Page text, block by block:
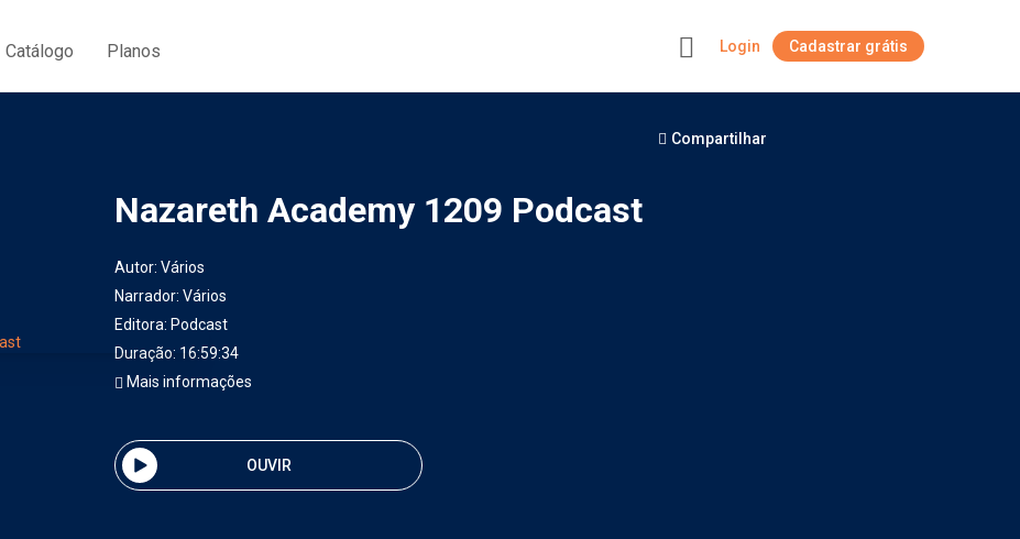
Catálogo Planos Login Cadastrar grátis
Compartilhar
Nazareth Academy 1209 Podcast
Autor: Vários
Narrador: Vários
Editora: Podcast
Duração: 16:59:34
Mais informações
OUVIR